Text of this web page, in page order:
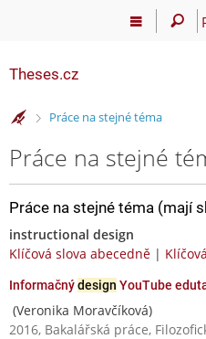
Theses.cz
>Práce na stejné téma
Práce na stejné
Práce na stejné téma (mají
instructional design
Klíčová slova abecedně |
Informačnýdesign YouTube
(Veronika Moravčíková)
2016, Bakalářská práce,